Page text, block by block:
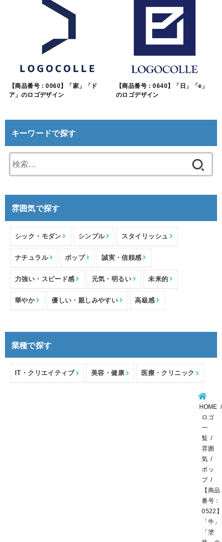
【商品番号：0060】「家」「ド
ア」のロゴデザイン
【商品番号：0640】「日」「e」
のロゴデザイン
キーワードで探す
索:
雰囲気で探す
シック・モダン シンプル スタイリッシュ
ナチュラル ポップ 誠実・信頼感
力強い・スピード感 元気・明るい 未来的
華やか 優しい・親しみやすい 高級感
業種で探す
IT・クリエイティブ 美容・健康 医療・クリニック
HOME
ロゴ
一
覧
雰囲
気
ポッ
プ
【商品
番号：
0522】
「牛」
「塗